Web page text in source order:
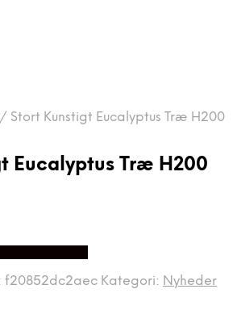
/ Stort Kunstigt Eucalyptus Træ H200
Eucalyptus Træ H200
f20852dc2aec Kategori: Nyheder